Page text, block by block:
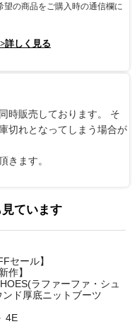
の商品をご購入時の通信欄に
>詳しく見る
時販売しております。 そ
切れとなってしまう場合が
きます。
ています
セール】
作】
ラファーファ・シュ
ンド厚底ニットブーツ
4E